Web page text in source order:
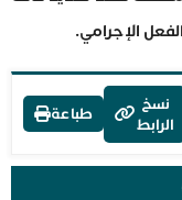
الإجرامي.
نسخ
الرابط
طباعة